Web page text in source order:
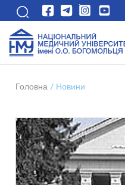
Головна / Новини